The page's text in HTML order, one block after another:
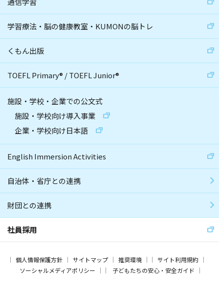
学習療法・脳の健康教室・KUMONの脳トレ
くもん出版
TOEFL Primary® /TOEFL Junior®
施設・学校・企業での公文式
施設・学校向け導入事業
企業・学校向け日本語
English Immersion Activities
自治体・省庁との連携
財団との連携
社員採用
個人情報保護方針 サイトマップ 推奨環境
サイト利用規約
ソーシャルメディアポリシー
子どもたちの安心・安全ガイド